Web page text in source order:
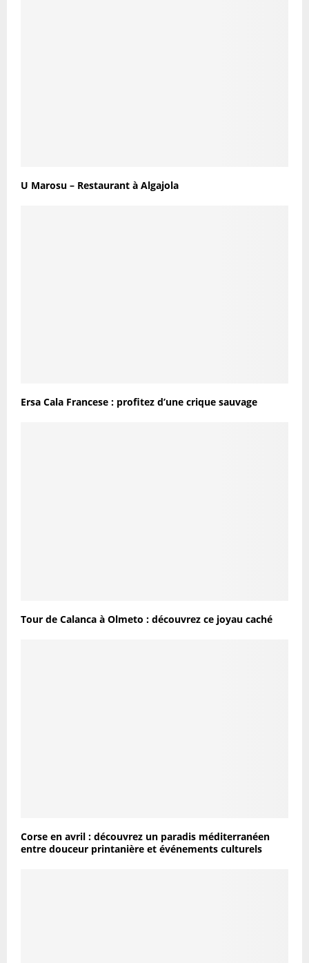
U Marosu – Restaurant à Algajola
Ersa Cala Francese : profitez d’une crique sauvage
Tour de Calanca à Olmeto : découvrez ce joyau caché
Corse en avril : découvrez un paradis méditerranéen
entre douceur printanière et événements culturels